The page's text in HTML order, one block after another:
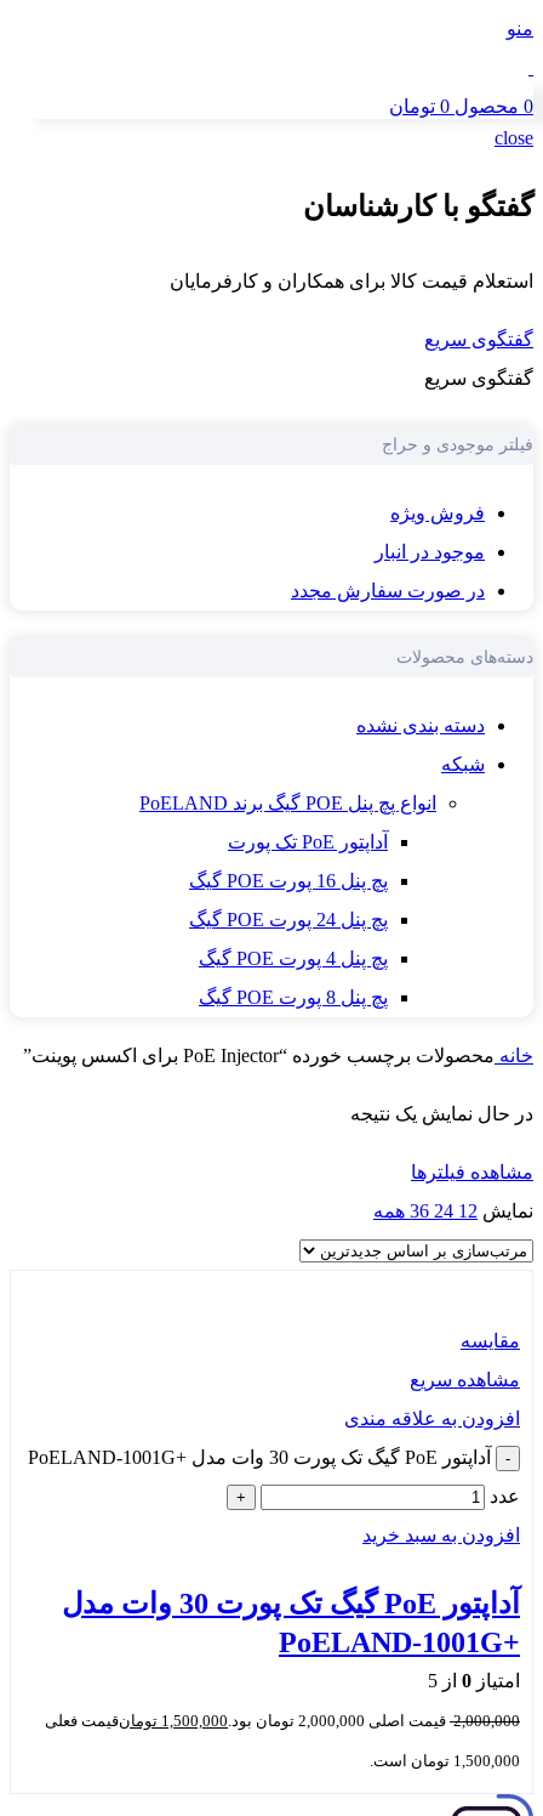
منو
0 محصول 0 تومان
close
گفتگو با کارشناسان
استعلام قیمت کالا برای همکاران و کارفرمایان
گفتگوی سریع
گفتگوی سریع
فیلتر موجودی و حراج
فروش ویژه
موجود در انبار
در صورت سفارش مجدد
دسته‌های محصولات
دسته بندی نشده
شبکه
انواع پچ پنل POE گیگ برند PoELAND
آداپتور PoE تک پورت
پچ پنل 16 پورت POE گیگ
پچ پنل 24 پورت POE گیگ
پچ پنل 4 پورت POE گیگ
پچ پنل 8 پورت POE گیگ
خانه محصولات برچسب خورده “PoE Injector برای اکسس پوینت”
در حال نمایش یک نتیجه
مشاهده فیلترها
نمایش 12
24
36 همه
مقایسه
مشاهده سریع
افزودن به علاقه مندی
آداپتور PoE گیگ تک پورت 30 وات مدل +PoELAND‑1001G
عدد
افزودن به سبد خرید
آداپتور PoE گیگ تک پورت 30 وات مدل
+PoELAND‑1001G
امتیاز 0 از 5
2,000,000 قیمت اصلی 2,000,000 تومان بود. 1,500,000 تومانقیمت فعلی
1,500,000 تومان است.